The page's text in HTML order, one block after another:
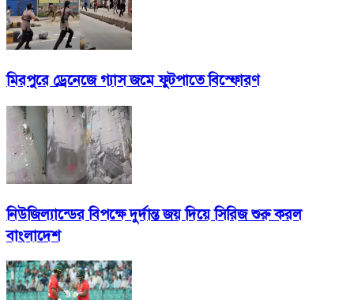
মিরপুরে ড্রেনেজে গ্যাস জমে ফুটপাতে বিস্ফোরণ
নিউজিল্যান্ডের বিপক্ষে দুর্দান্ত জয় দিয়ে সিরিজ শুরু করল
বাংলাদেশ